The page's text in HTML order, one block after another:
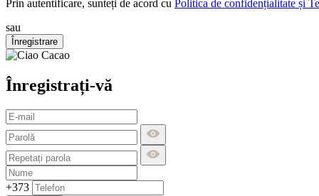
Prin autentificare, sunteți de acord cu Politica de confidențialitate și
sau
Înregistrare
Înregistrați-vă
+373